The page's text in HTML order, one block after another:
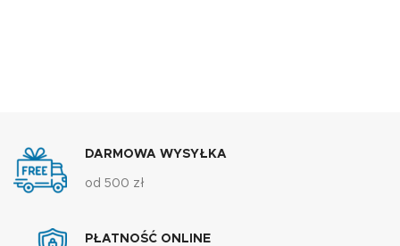
DARMOWA WYSYŁKA
od 500 zł
PŁATNOŚĆ ONLINE